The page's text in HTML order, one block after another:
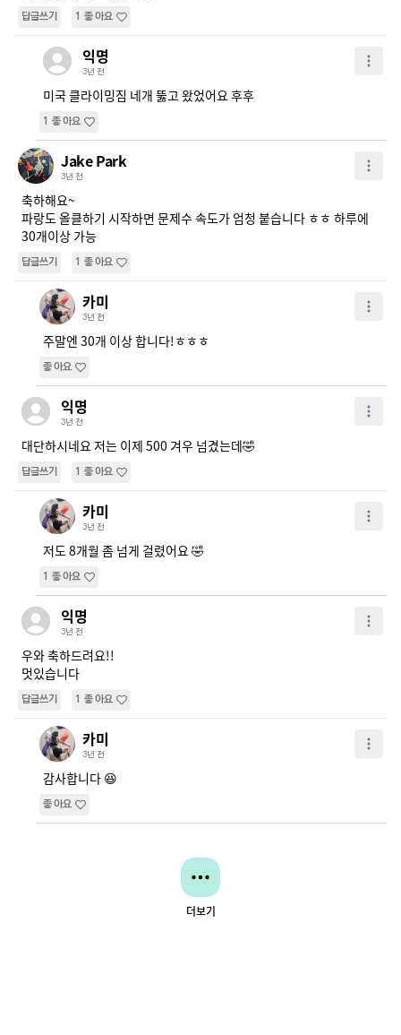
답글쓰기 1 좋아요
익명
3년 전
미국 클라이밍짐 네개 뚫고 왔었어요 후후
1 좋아요
Jake Park
3년 전
축하해요~
파랑도 올클하기 시작하면 문제수 속도가 엄청 붙습니다 ㅎㅎ 하루에
30개이상 가능
답글쓰기 1 좋아요
카미
3년 전
주말엔 30개 이상 합니다!ㅎㅎㅎ
좋아요
익명
3년 전
대단하시네요 저는 이제 500 겨우 넘겼는데🤣
답글쓰기 1 좋아요
카미
3년 전
저도 8개월 좀 넘게 걸렸어요 🤣
1 좋아요
익명
3년 전
우와 축하드려요!!
멋있습니다
답글쓰기 1 좋아요
카미
3년 전
감사합니다 😆
좋아요
더보기